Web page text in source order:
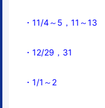
・11/4～5，11～13
・12/29，31
・1/1～2